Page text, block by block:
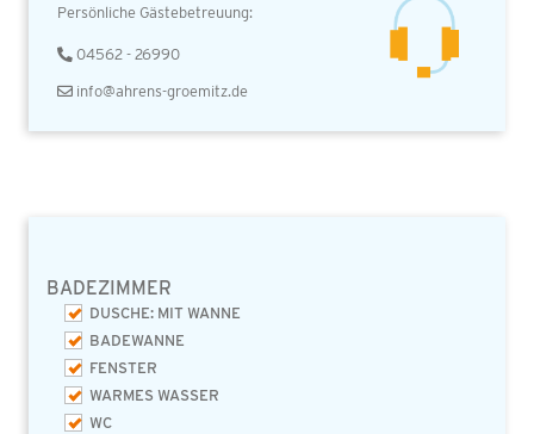
Persönliche Gästebetreuung:
04562 - 26990
info@ahrens-groemitz.de
BADEZIMMER
DUSCHE: MIT WANNE
BADEWANNE
FENSTER
WARMES WASSER
WC